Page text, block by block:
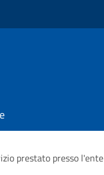
prestato presso l'ente